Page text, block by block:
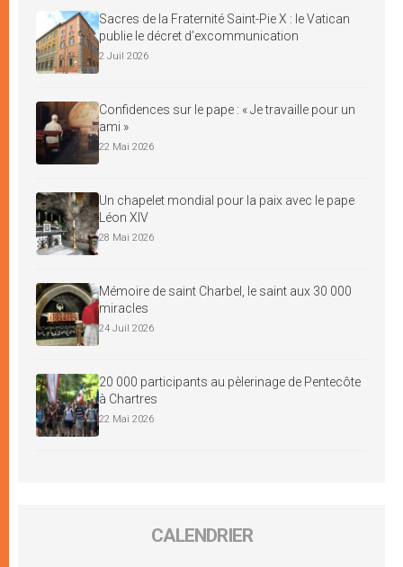
Sacres de la Fraternité Saint-Pie X : le Vatican
publie le décret d’excommunication
2 Juil 2026
Confidences sur le pape : « Je travaille pour un
ami »
22 Mai 2026
Un chapelet mondial pour la paix avec le pape
Léon XIV
28 Mai 2026
Mémoire de saint Charbel, le saint aux 30 000
miracles
24 Juil 2026
20 000 participants au pèlerinage de Pentecôte
à Chartres
22 Mai 2026
CALENDRIER